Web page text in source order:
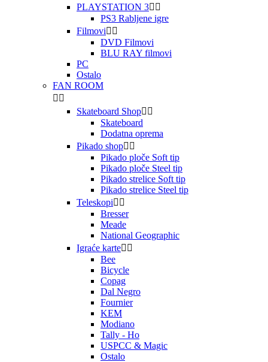
PLAYSTATION 3 
PS3 Rabljene igre
Filmovi 
DVD Filmovi
BLU RAY filmovi
PC
Ostalo
FAN ROOM
 
Skateboard Shop 
Skateboard
Dodatna oprema
Pikado shop 
Pikado ploče Soft tip
Pikado ploče Steel tip
Pikado strelice Soft tip
Pikado strelice Steel tip
Teleskopi 
Bresser
Meade
National Geographic
Igraće karte 
Bee
Bicycle
Copag
Dal Negro
Fournier
KEM
Modiano
Tally - Ho
USPCC & Magic
Ostalo